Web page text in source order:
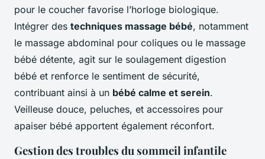
pour le coucher favorise l’horloge biologique.
Intégrer des techniques massage bébé, notamment
le massage abdominal pour coliques ou le massage
bébé détente, agit sur le soulagement digestion
bébé et renforce le sentiment de sécurité,
contribuant ainsi à un bébé calme et serein.
Veilleuse douce, peluches, et accessoires pour
apaiser bébé apportent également réconfort.
Gestion des troubles du sommeil infantile